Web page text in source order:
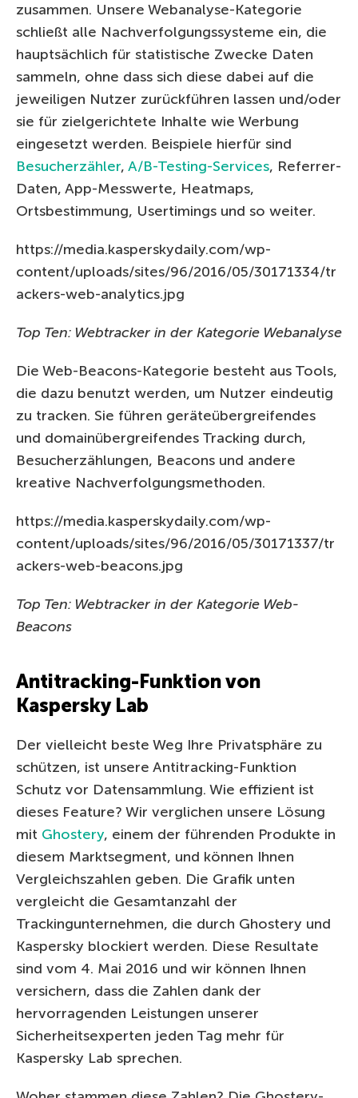
zusammen. Unsere Webanalyse-Kategorie
schließt alle Nachverfolgungssysteme ein, die
hauptsächlich für statistische Zwecke Daten
sammeln, ohne dass sich diese dabei auf die
jeweiligen Nutzer zurückführen lassen und/oder
sie für zielgerichtete Inhalte wie Werbung
eingesetzt werden. Beispiele hierfür sind
Besucherzähler, A/B-Testing-Services, Referrer-
Daten, App-Messwerte, Heatmaps,
Ortsbestimmung, Usertimings und so weiter.
https://media.kasperskydaily.com/wp-
content/uploads/sites/96/2016/05/30171334/tr
ackers-web-analytics.jpg
Top Ten: Webtracker in der Kategorie Webanalyse
Die Web-Beacons-Kategorie besteht aus Tools,
die dazu benutzt werden, um Nutzer eindeutig
zu tracken. Sie führen geräteübergreifendes
und domainübergreifendes Tracking durch,
Besucherzählungen, Beacons und andere
kreative Nachverfolgungsmethoden.
https://media.kasperskydaily.com/wp-
content/uploads/sites/96/2016/05/30171337/tr
ackers-web-beacons.jpg
Top Ten: Webtracker in der Kategorie Web-
Beacons
Antitracking-Funktion von
Kaspersky Lab
Der vielleicht beste Weg Ihre Privatsphäre zu
schützen, ist unsere Antitracking-Funktion
Schutz vor Datensammlung. Wie effizient ist
dieses Feature? Wir verglichen unsere Lösung
mit Ghostery, einem der führenden Produkte in
diesem Marktsegment, und können Ihnen
Vergleichszahlen geben. Die Grafik unten
vergleicht die Gesamtanzahl der
Trackingunternehmen, die durch Ghostery und
Kaspersky blockiert werden. Diese Resultate
sind vom 4. Mai 2016 und wir können Ihnen
versichern, dass die Zahlen dank der
hervorragenden Leistungen unserer
Sicherheitsexperten jeden Tag mehr für
Kaspersky Lab sprechen.